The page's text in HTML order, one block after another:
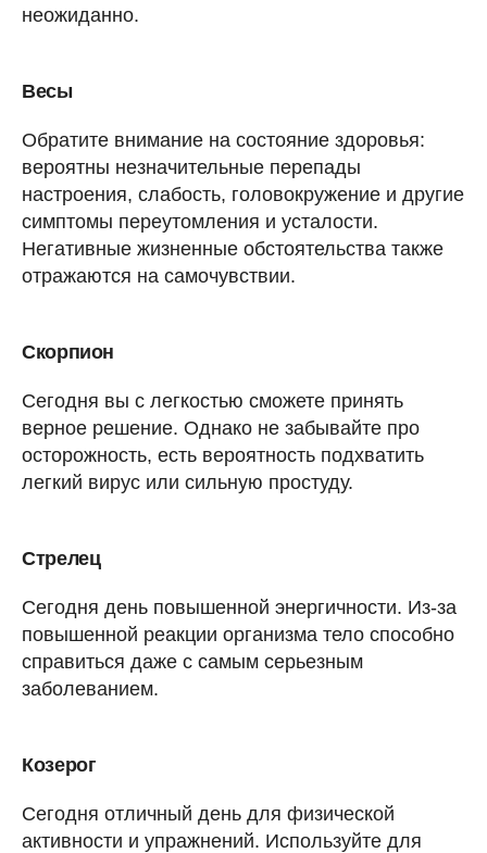
неожиданно.
Весы
Обратите внимание на состояние здоровья:
вероятны незначительные перепады
настроения, слабость, головокружение и другие
симптомы переутомления и усталости.
Негативные жизненные обстоятельства также
отражаются на самочувствии.
Скорпион
Сегодня вы с легкостью сможете принять
верное решение. Однако не забывайте про
осторожность, есть вероятность подхватить
легкий вирус или сильную простуду.
Стрелец
Сегодня день повышенной энергичности. Из-за
повышенной реакции организма тело способно
справиться даже с самым серьезным
заболеванием.
Козерог
Сегодня отличный день для физической
активности и упражнений. Используйте для